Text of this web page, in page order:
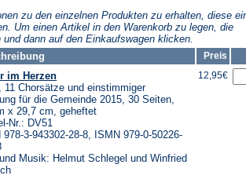
zu den einzelnen Produkten zu erhalten, diese
Um einen Artikel in den Warenkorb zu legen, die
und dann auf den Einkaufswagen klicken.
Preis
im Herzen
11 Chorsätze und einstimmiger
für die Gemeinde 2015, 30 Seiten,
x 29,7 cm, geheftet
Nr.: DV51
978-3-943302-28-8, ISMN 979-0-50226-
Musik: Helmut Schlegel und Winfried
12,95€